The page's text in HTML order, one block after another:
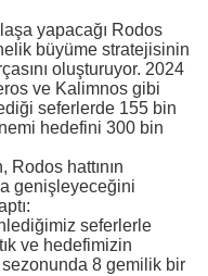
yapacağı Rodos
büyüme stratejisinin
oluşturuyor. 2024
ve Kalimnos gibi
seferlerde 155 bin
hedefini 300 bin
Rodos hattının
genişleyeceğini
seferlerle
ve hedefimizin
8 gemilik bir